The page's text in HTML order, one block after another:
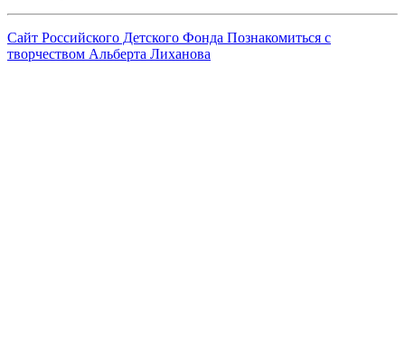
Сайт Российского Детского Фонда Познакомиться с
творчеством Альберта Лиханова